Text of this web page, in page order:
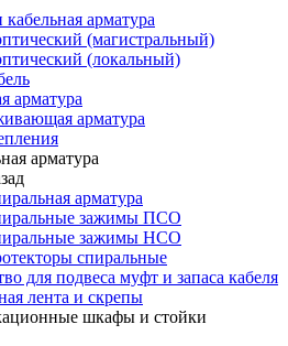
кабельная арматура
(магистральный)
(локальный)
арматура
арматура
арматура
арматура
зажимы ПСО
зажимы НСО
спиральные
для подвеса муфт и запаса кабеля
лента и скрепы
шкафы и стойки